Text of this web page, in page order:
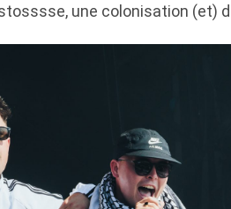
une colonisation (et)